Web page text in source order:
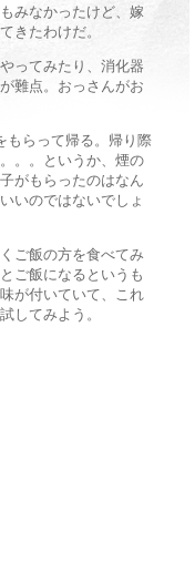
みなかったけど、嫁
きたわけだ。
ってみたり、消化器
難点。おっさんがお
もらって帰る。帰り際
。。というか、煙の
がもらったのはなん
いのではないでしょ
ご飯の方を食べてみ
ご飯になるというも
が付いていて、これ
してみよう。